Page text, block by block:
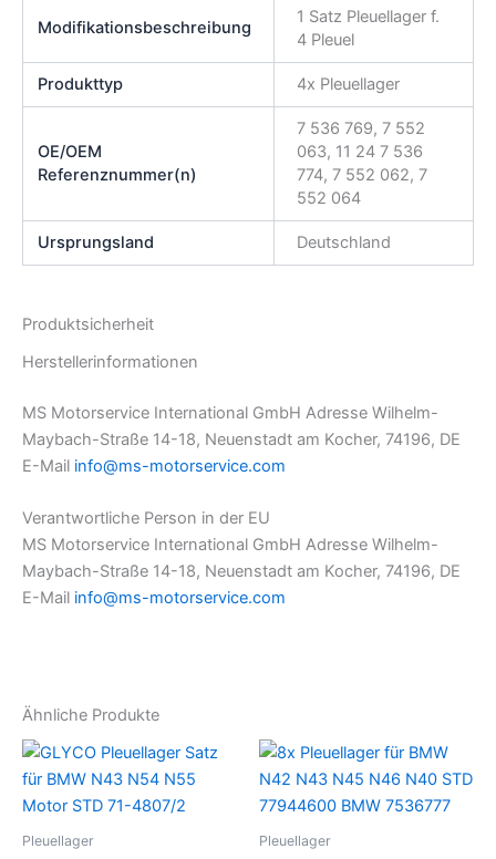
Modifikationsbeschreibung
1 Satz Pleuellager f.
4 Pleuel
Produkttyp 4x Pleuellager
OE/OEM
Referenznummer(n)
7 536 769, 7 552
063, 11 24 7 536
774, 7 552 062, 7
552 064
Ursprungsland Deutschland
Produktsicherheit
Herstellerinformationen
MS Motorservice International GmbH Adresse Wilhelm-
Maybach-Straße 14-18, Neuenstadt am Kocher, 74196, DE
E-Mail info@ms-motorservice.com
Verantwortliche Person in der EU
MS Motorservice International GmbH Adresse Wilhelm-
Maybach-Straße 14-18, Neuenstadt am Kocher, 74196, DE
E-Mail info@ms-motorservice.com
Ähnliche Produkte
Pleuellager Pleuellager